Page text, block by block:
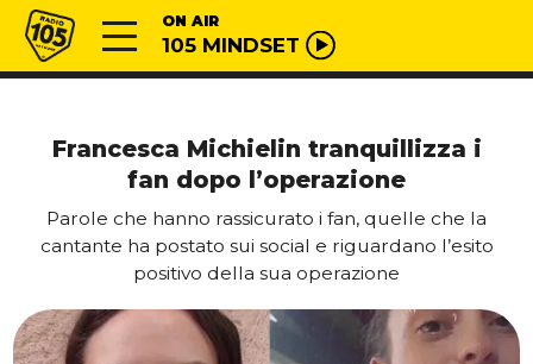
Vai al contenuto
Radio 105 ON AIR
105 MINDSET
Francesca Michielin tranquillizza i
fan dopo l’operazione
Parole che hanno rassicurato i fan, quelle che la
cantante ha postato sui social e riguardano l’esito
positivo della sua operazione